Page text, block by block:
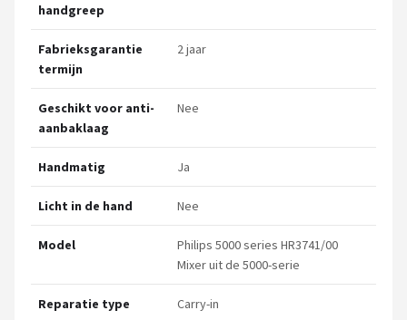
handgreep
Fabrieksgarantie
termijn
2 jaar
Geschikt voor anti-
aanbaklaag
Nee
Handmatig Ja
Licht in de hand Nee
Model
Philips 5000 series HR3741/00
Mixer uit de 5000-serie
Reparatie type Carry-in